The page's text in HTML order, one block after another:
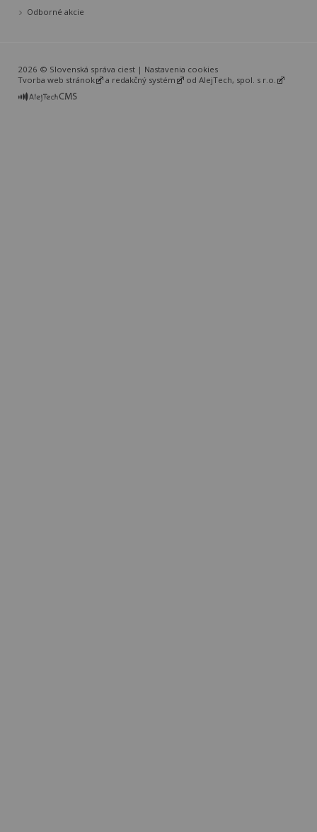
Odborné akcie
2026 © Slovenská správa ciest | Nastavenia cookies
Tvorba web stránok
a redakčný systém od AlejTech, spol. s r.o.